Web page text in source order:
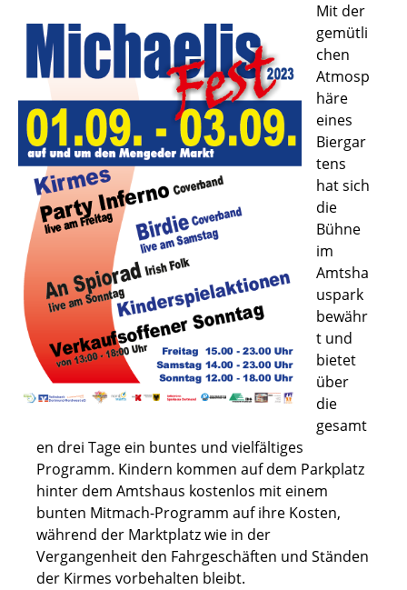
Mit der
gemütli
chen
Atmosp
häre
eines
Biergar
tens
hat sich
die
Bühne
im
Amtsha
uspark
bewähr
t und
bietet
über
die
gesamt
en drei Tage ein buntes und vielfältiges
Programm. Kindern kommen auf dem Parkplatz
hinter dem Amtshaus kostenlos mit einem
bunten Mitmach-Programm auf ihre Kosten,
während der Marktplatz wie in der
Vergangenheit den Fahrgeschäften und Ständen
der Kirmes vorbehalten bleibt.